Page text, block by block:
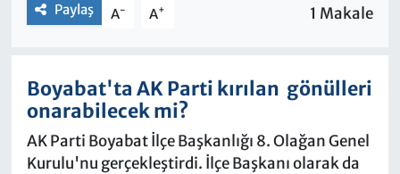
Paylaş A- A+ 1 Makale
Boyabat'ta AK Parti kırılan gönülleri
onarabilecek mi?
AK Parti Boyabat İlçe Başkanlığı 8. Olağan Genel
Kurulu'nu gerçekleştirdi. İlçe Başkanı olarak da
Süper Lig Puan Durumu ve Fikstür
Son Dakika Haberleri
Haber Arşivi